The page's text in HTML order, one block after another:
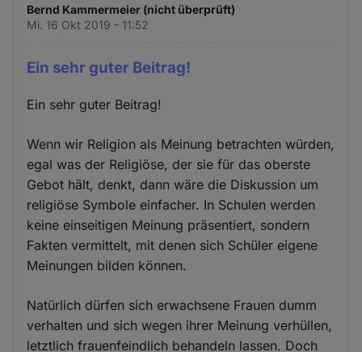
Bernd Kammermeier (nicht überprüft)
Mi. 16 Okt 2019 - 11:52
Ein sehr guter Beitrag!
Ein sehr guter Beitrag!
Wenn wir Religion als Meinung betrachten würden,
egal was der Religiöse, der sie für das oberste
Gebot hält, denkt, dann wäre die Diskussion um
religiöse Symbole einfacher. In Schulen werden
keine einseitigen Meinung präsentiert, sondern
Fakten vermittelt, mit denen sich Schüler eigene
Meinungen bilden können.
Natürlich dürfen sich erwachsene Frauen dumm
verhalten und sich wegen ihrer Meinung verhüllen,
letztlich frauenfeindlich behandeln lassen. Doch